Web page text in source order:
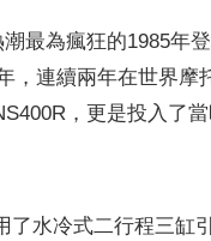
最為瘋狂的1985年
，連續兩年在世界
，更是投入了當
了水冷式二行程三缸